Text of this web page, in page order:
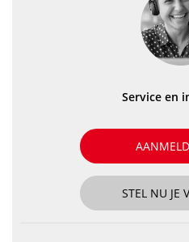
Service en
STEL NU JE